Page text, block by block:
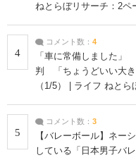
ねとらぼリサーチ：2ペ
4
コメント数： 4
「車に常備しました」
判 「ちょうどいい大き
（1/5） | ライフ ねとら
5
コメント数： 3
【バレーボール】ネー
している「日本男子バ